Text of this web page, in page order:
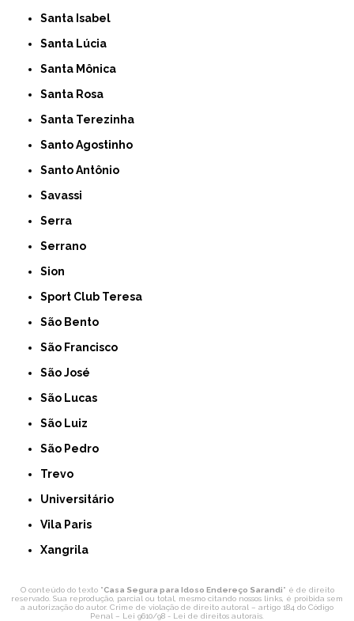
Santa Isabel
Santa Lúcia
Santa Mônica
Santa Rosa
Santa Terezinha
Santo Agostinho
Santo Antônio
Savassi
Serra
Serrano
Sion
Sport Club Teresa
São Bento
São Francisco
São José
São Lucas
São Luiz
São Pedro
Trevo
Universitário
Vila Paris
Xangrila
O conteúdo do texto "Casa Segura para Idoso Endereço Sarandi" é de direito
reservado. Sua reprodução, parcial ou total, mesmo citando nossos links, é proibida sem
a autorização do autor. Crime de violação de direito autoral – artigo 184 do Código
Penal – Lei 9610/98 - Lei de direitos autorais